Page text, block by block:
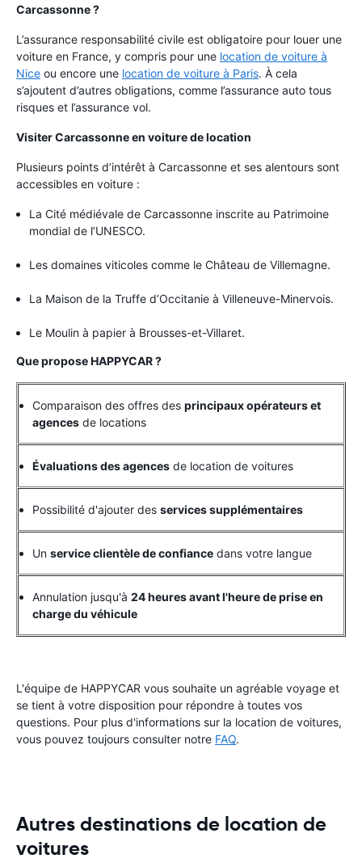
Carcassonne ?
L’assurance responsabilité civile est obligatoire pour louer une
voiture en France, y compris pour une location de voiture à
Nice ou encore une location de voiture à Paris. À cela
s’ajoutent d’autres obligations, comme l’assurance auto tous
risques et l’assurance vol.
Visiter Carcassonne en voiture de location
Plusieurs points d’intérêt à Carcassonne et ses alentours sont
accessibles en voiture :
La Cité médiévale de Carcassonne inscrite au Patrimoine
mondial de l’UNESCO.
Les domaines viticoles comme le Château de Villemagne.
La Maison de la Truffe d’Occitanie à Villeneuve-Minervois.
Le Moulin à papier à Brousses-et-Villaret.
Que propose HAPPYCAR ?
Comparaison des offres des principaux opérateurs et
agences de locations
Évaluations des agences de location de voitures
Possibilité d'ajouter des services supplémentaires
Un service clientèle de confiance dans votre langue
Annulation jusqu'à 24 heures avant l'heure de prise en
charge du véhicule
L'équipe de HAPPYCAR vous souhaite un agréable voyage et
se tient à votre disposition pour répondre à toutes vos
questions. Pour plus d'informations sur la location de voitures,
vous pouvez toujours consulter notre FAQ.
Autres destinations de location de
voitures